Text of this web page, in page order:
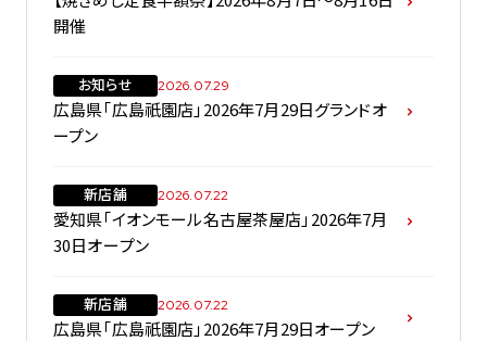
開催
お知らせ 2026.07.29
広島県「広島祇園店」2026年7月29日グランドオ
ープン
新店舗 2026.07.22
愛知県「イオンモール名古屋茶屋店」2026年7月
30日オープン
新店舗 2026.07.22
広島県「広島祇園店」2026年7月29日オープン